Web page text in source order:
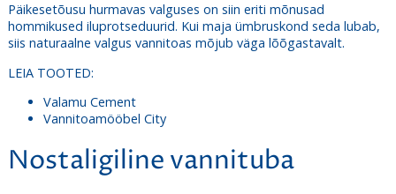
Päikesetõusu hurmavas valguses on siin eriti mõnusad
hommikused iluprotseduurid. Kui maja ümbruskond seda lubab,
siis naturaalne valgus vannitoas mõjub väga lõõgastavalt.
LEIA TOOTED:
Valamu Cement
Vannitoamööbel City
Nostaligiline vannituba